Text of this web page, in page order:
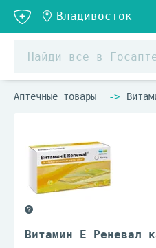
Аптечные товары
Витамин E Реневал